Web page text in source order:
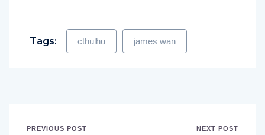
Tags: cthulhu james wan
PREVIOUS POST NEXT POST